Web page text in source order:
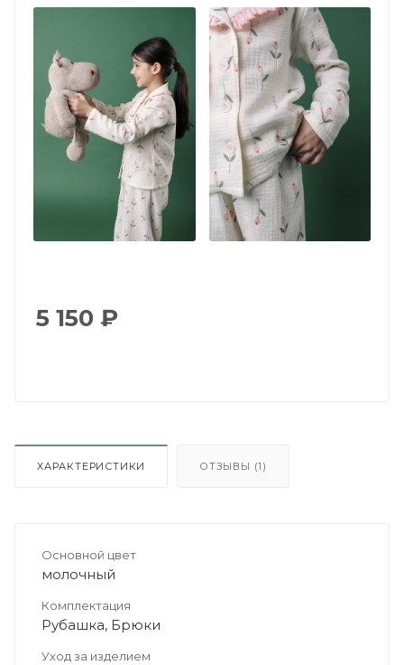
5 150 ₽
ХАРАКТЕРИСТИКИ ОТЗЫВЫ (1)
Основной цвет
молочный
Комплектация
Рубашка, Брюки
Уход за изделием